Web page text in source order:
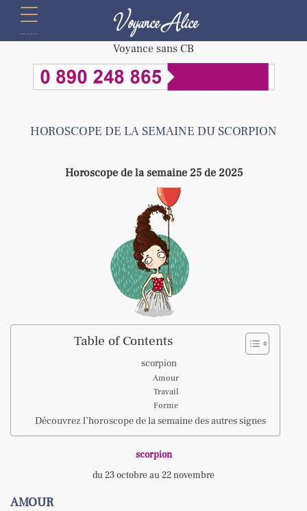
Voyance Alice
Voyance sans CB
HOROSCOPE DE LA SEMAINE DU SCORPION
Horoscope de la semaine 25 de 2025
Table of Contents
scorpion
Amour
Travail
Forme
Découvrez l’horoscope de la semaine des autres signes
scorpion
du 23 octobre au 22 novembre
AMOUR
menu